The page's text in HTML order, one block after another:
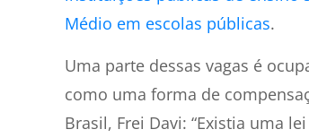
Médio em escolas públicas.
Uma parte dessas vagas é
como uma forma de
Brasil, Frei Davi: “Existia uma